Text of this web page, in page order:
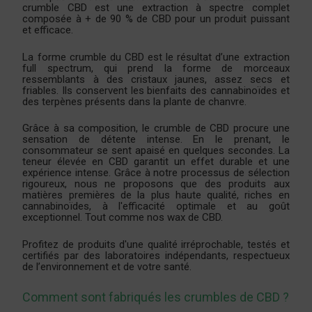
crumble CBD est une extraction à spectre complet
composée à + de 90 % de CBD pour un produit puissant
et efficace.
La forme crumble du CBD est le résultat d’une extraction
full spectrum, qui prend la forme de morceaux
ressemblants à des cristaux jaunes, assez secs et
friables. Ils conservent les bienfaits des cannabinoïdes et
des terpènes présents dans la plante de chanvre.
Grâce à sa composition, le crumble de CBD procure une
sensation de détente intense. En le prenant, le
consommateur se sent apaisé en quelques secondes. La
teneur élevée en CBD garantit un effet durable et une
expérience intense. Grâce à notre processus de sélection
rigoureux, nous ne proposons que des produits aux
matières premières de la plus haute qualité, riches en
cannabinoïdes, à l'efficacité optimale et au goût
exceptionnel. Tout comme nos wax de CBD.
Profitez de produits d'une qualité irréprochable, testés et
certifiés par des laboratoires indépendants, respectueux
de l’environnement et de votre santé.
Comment sont fabriqués les crumbles de CBD ?